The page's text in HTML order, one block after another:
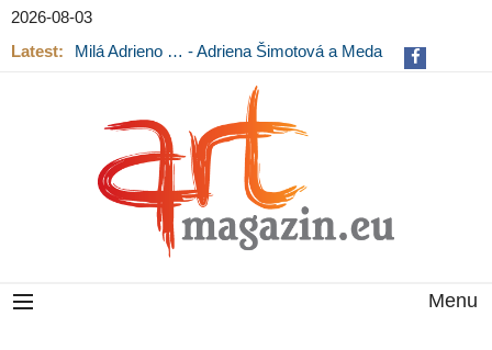
2026-08-03
Latest:
Milá Adrieno … - Adriena Šimotová a Meda
Menu